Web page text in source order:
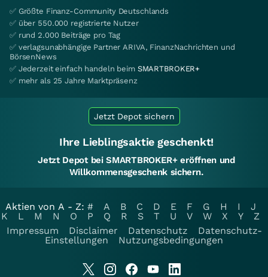
✅ Größte Finanz-Community Deutschlands
✅ über 550.000 registrierte Nutzer
✅ rund 2.000 Beiträge pro Tag
✅ verlagsunabhängige Partner ARIVA, FinanzNachrichten und
BörsenNews
✅ Jederzeit einfach handeln beim SMARTBROKER+
✅ mehr als 25 Jahre Marktpräsenz
Jetzt Depot sichern
Ihre Lieblingsaktie geschenkt!
Jetzt Depot bei SMARTBROKER+ eröffnen und
Willkommensgeschenk sichern.
Aktien von A - Z: # A B C D E F G H I
J
K
L M N O P Q R S T U V W X Y
Z
Impressum
Disclaimer Datenschutz
Datenschutz-
Einstellungen
Nutzungsbedingungen